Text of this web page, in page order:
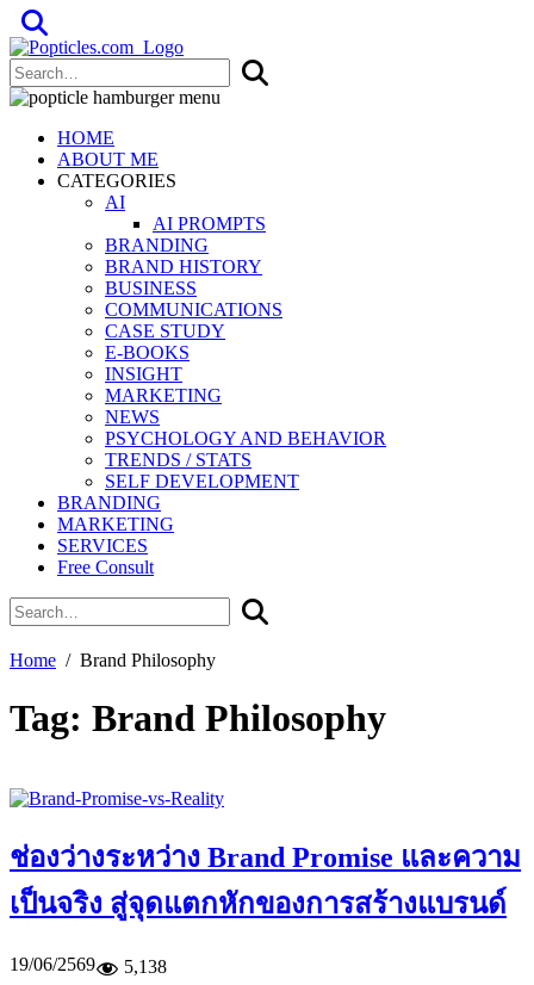
Popticles.com
HOME
ABOUT ME
CATEGORIES
AI
AI PROMPTS
BRANDING
BRAND HISTORY
BUSINESS
COMMUNICATIONS
CASE STUDY
E-BOOKS
INSIGHT
MARKETING
NEWS
PSYCHOLOGY AND BEHAVIOR
TRENDS / STATS
SELF DEVELOPMENT
BRANDING
MARKETING
SERVICES
Free Consult
Home Brand Philosophy
Tag: Brand Philosophy
ช่องว่างระหว่าง Brand Promise และความ
เป็นจริง สู่จุดแตกหักของการสร้างแบรนด์
19/06/2569 5,138